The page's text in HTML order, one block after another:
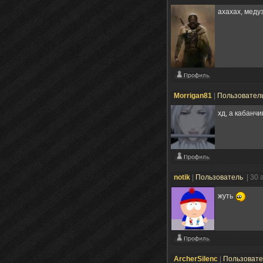
ахахах,
Morrigan81
хд, а
notik Пользователь | 30
жуть
ArcherSilenc